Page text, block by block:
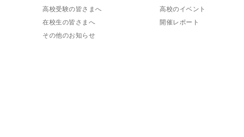
高校受験の皆さまへ
在校生の皆さまへ
その他のお知らせ
高校のイベント
開催レポート